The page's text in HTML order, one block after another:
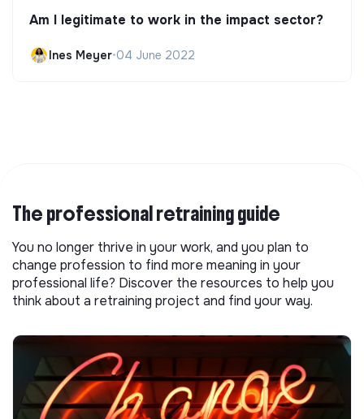
Am I legitimate to work in the impact sector?
Ines Meyer•04 June 2022
The professional retraining guide
You no longer thrive in your work, and you plan to
change profession to find more meaning in your
professional life? Discover the resources to help you
think about a retraining project and find your way.